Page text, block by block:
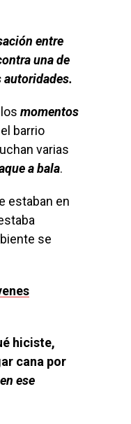
entre
una de
autoridades.
momentos
barrio
varias
a bala.
estaban en
se
hiciste,
cana por
ese